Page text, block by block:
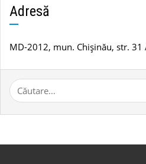
știri
Adresă
MD-2012, mun. Chișinău, str. 31
Caută
după: